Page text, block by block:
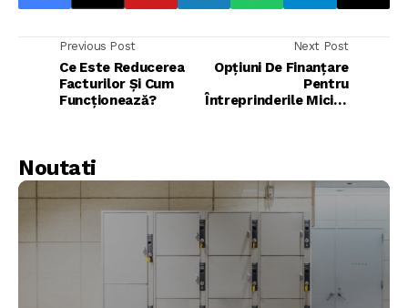
Previous Post
Ce Este Reducerea
Facturilor Și Cum
Funcționează?
Next Post
Opțiuni De Finanțare
Pentru
Întreprinderile Mici Și
Noutati